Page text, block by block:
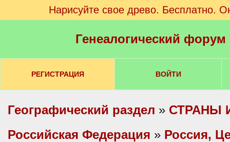
Нарисуйте свое древо. Бесплатно.
Генеалогический
РЕГИСТРАЦИЯ ВОЙТИ
Географический раздел » СТРАНЫ
Российская Федерация » Россия,